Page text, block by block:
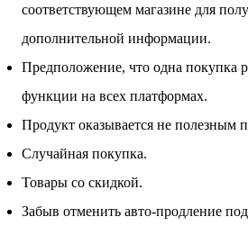
соответствующем магазине для
дополнительной информации.
Предположение, что одна покупка
функции на всех платформах.
Продукт оказывается не полезным
Случайная покупка.
Товары со скидкой.
Забыв отменить авто-продление